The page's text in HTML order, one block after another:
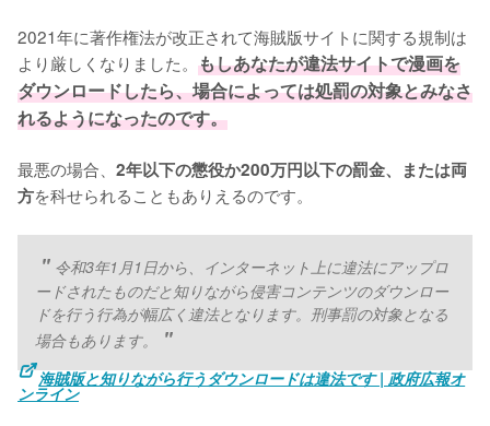
2021年に著作権法が改正されて海賊版サイトに関する規制は
より厳しくなりました。 もしあなたが違法サイトで漫画を
ダウンロードしたら、場合によっては処罰の対象とみなさ
れるようになったのです。
最悪の場合、 2年以下の懲役か200万円以下の罰金、または両
方を科せられることもありえるのです。
令和3年1月1日から、インターネット上に違法にアップロ
ードされたものだと知りながら侵害コンテンツのダウンロー
ドを行う行為が幅広く違法となります。刑事罰の対象となる
場合もあります。
海賊版と知りながら行うダウンロードは違法です | 政府広報オ
ンライン